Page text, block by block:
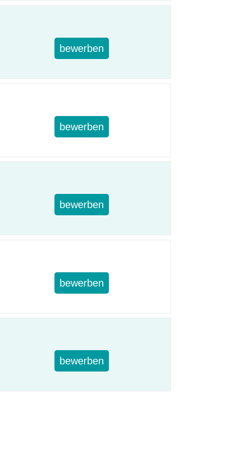
bewerben
bewerben
bewerben
bewerben
bewerben